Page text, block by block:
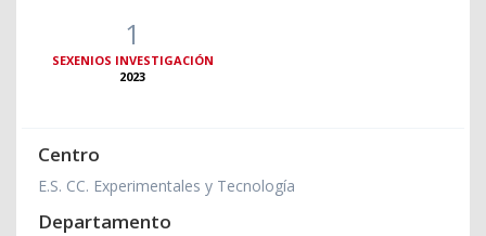
1
SEXENIOS INVESTIGACIÓN
2023
Centro
E.S. CC. Experimentales y Tecnología
Departamento